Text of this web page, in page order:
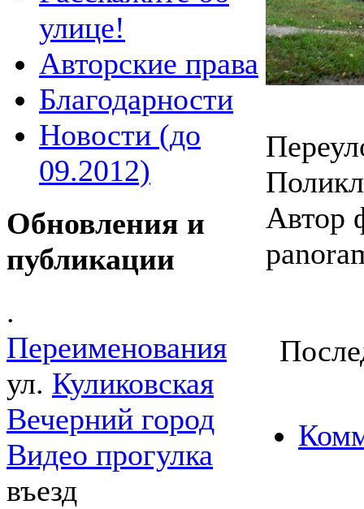
улице!
Авторские права
Благодарности
Новости (до
09.2012)
Обновления и
публикации
.
Переименования
ул. Куликовская
Вечерний город
Видео прогулка
въезд
Автор